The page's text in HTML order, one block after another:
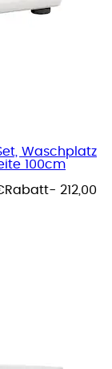
Waschplatz
100cm
Rabatt- 212,00